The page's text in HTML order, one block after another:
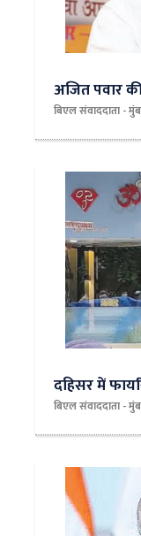
अजित पवार
बिएल संवाददाता -
दहिसर में
बिएल संवाददाता -